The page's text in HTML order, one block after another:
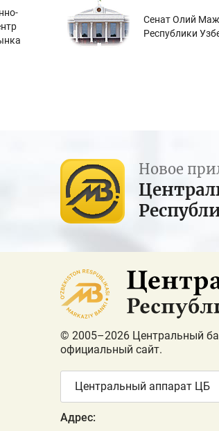
Сенат Олий
Республики
Новое
© 2005–2026 Центральный
официальный сайт.
Центральный аппарат ЦБ
Адрес: